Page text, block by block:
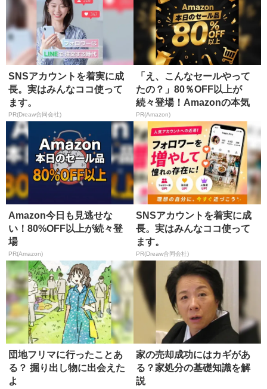
SNSアカウントを着実に成
長。実はみんなココ使って
ます。
PR(Dreaw合同会社)
「え、こんなセールやって
たの？」80％OFF以上が
続々登場！Amazonの本気
が...
PR(Amazon)
Amazon今日も見逃せな
い！80%OFF以上が続々登
場
PR(Amazon)
SNSアカウントを着実に成
長。実はみんなココ使って
ます。
PR(Dreaw合同会社)
団地フリマに行ったことあ
る？ 掘り出し物に出会えた
よ
家の売却成功にはカギがあ
る？家処分の基礎知識を解
説